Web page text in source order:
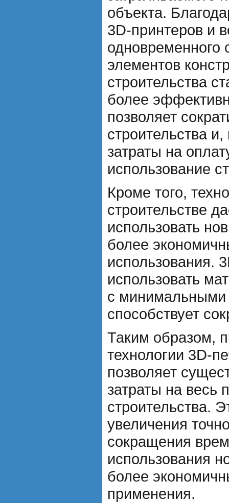
объекта.
3D-принтеров и
одновременного
элементов
строительства
более
позволяет
строительства
затраты на
использование
Кроме того,
строительстве
использовать
более
использования.
использовать
с минимальными
способствует
Таким образом,
технологии 3D-
позволяет
затраты на весь
строительства.
увеличения
сокращения
использования
более
применения.